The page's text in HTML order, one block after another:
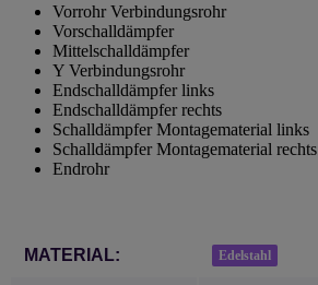
Vorrohr Verbindungsrohr
Vorschalldämpfer
Mittelschalldämpfer
Y Verbindungsrohr
Endschalldämpfer links
Endschalldämpfer rechts
Schalldämpfer Montagematerial links
Schalldämpfer Montagematerial rechts
Endrohr
Produkteigenschaft
Wert
MATERIAL: Edelstahl